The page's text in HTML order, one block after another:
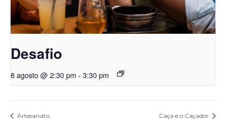
Desafio
8 agosto @ 2:30 pm - 3:30 pm
Artesanato Caça e o Caçador